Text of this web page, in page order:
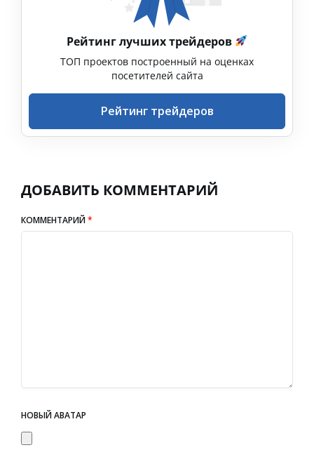
Рейтинг лучших трейдеров
ТОП проектов построенный на оценках
посетителей сайта
Рейтинг трейдеров
ДОБАВИТЬ КОММЕНТАРИЙ
КОММЕНТАРИЙ*
НОВЫЙ АВАТАР